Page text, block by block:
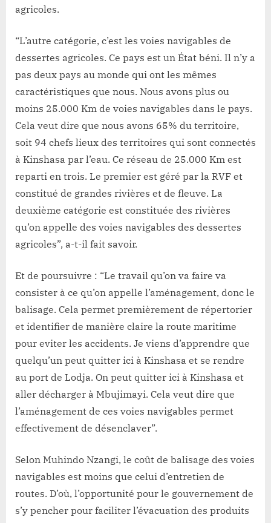
agricoles.
“L’autre catégorie, c’est les voies navigables de
dessertes agricoles. Ce pays est un État béni. Il n’y a
pas deux pays au monde qui ont les mêmes
caractéristiques que nous. Nous avons plus ou
moins 25.000 Km de voies navigables dans le pays.
Cela veut dire que nous avons 65% du territoire,
soit 94 chefs lieux des territoires qui sont connectés
à Kinshasa par l’eau. Ce réseau de 25.000 Km est
reparti en trois. Le premier est géré par la RVF et
constitué de grandes rivières et de fleuve. La
deuxième catégorie est constituée des rivières
qu’on appelle des voies navigables des dessertes
agricoles”, a-t-il fait savoir.
Et de poursuivre : “Le travail qu’on va faire va
consister à ce qu’on appelle l’aménagement, donc le
balisage. Cela permet premièrement de répertorier
et identifier de manière claire la route maritime
pour eviter les accidents. Je viens d’apprendre que
quelqu’un peut quitter ici à Kinshasa et se rendre
au port de Lodja. On peut quitter ici à Kinshasa et
aller décharger à Mbujimayi. Cela veut dire que
l’aménagement de ces voies navigables permet
effectivement de désenclaver”.
Selon Muhindo Nzangi, le coût de balisage des voies
navigables est moins que celui d’entretien de
routes. D’où, l’opportunité pour le gouvernement de
s’y pencher pour faciliter l’évacuation des produits